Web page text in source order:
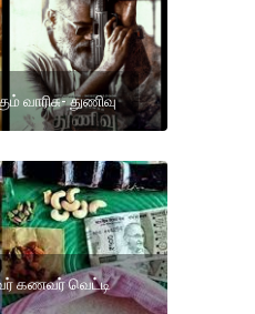
வாரிசு- துணிவு
கணவர் வெட்டி